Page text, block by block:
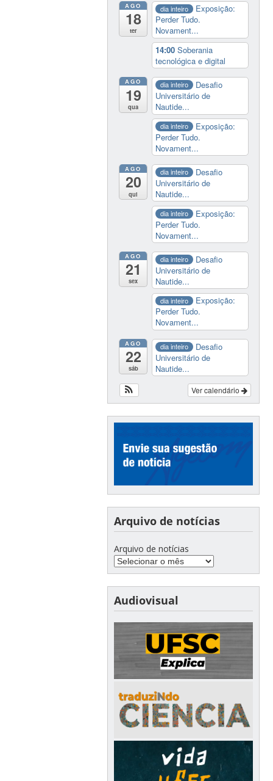
AGO
18
ter
dia inteiro
Exposição:
Perder Tudo.
Novament...
14:00Soberania
tecnológica e digital
AGO
19
qua
dia inteiro
Desafio
Universitário de
Nautide...
dia inteiro
Exposição:
Perder Tudo.
Novament...
AGO
20
qui
dia inteiro
Desafio
Universitário de
Nautide...
dia inteiro
Exposição:
Perder Tudo.
Novament...
AGO
21
sex
dia inteiro
Desafio
Universitário de
Nautide...
dia inteiro
Exposição:
Perder Tudo.
Novament...
AGO
22
sáb
dia inteiro
Desafio
Universitário de
Nautide...
Ver calendário
Arquivo de notícias
Arquivo de notícias
Audiovisual